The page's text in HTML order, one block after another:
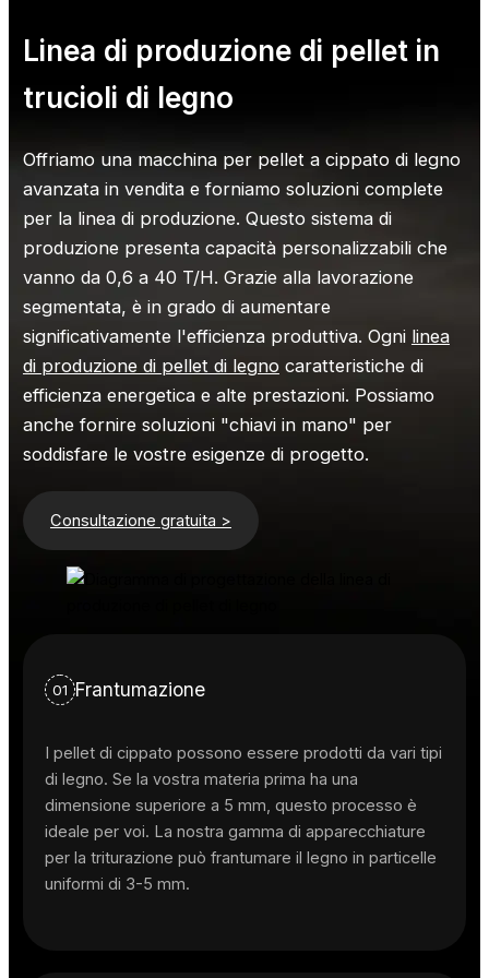
Linea di produzione di pellet in
trucioli di legno
Offriamo una macchina per pellet a cippato di legno
avanzata in vendita e forniamo soluzioni complete
per la linea di produzione. Questo sistema di
produzione presenta capacità personalizzabili che
vanno da 0,6 a 40 T/H. Grazie alla lavorazione
segmentata, è in grado di aumentare
significativamente l'efficienza produttiva. Ogni linea
di produzione di pellet di legnocaratteristiche di
efficienza energetica e alte prestazioni. Possiamo
anche fornire soluzioni "chiavi in mano" per
soddisfare le vostre esigenze di progetto.
Consultazione gratuita >
01 Frantumazione
I pellet di cippato possono essere prodotti da vari tipi
di legno. Se la vostra materia prima ha una
dimensione superiore a 5 mm, questo processo è
ideale per voi. La nostra gamma di apparecchiature
per la triturazione può frantumare il legno in particelle
uniformi di 3-5 mm.